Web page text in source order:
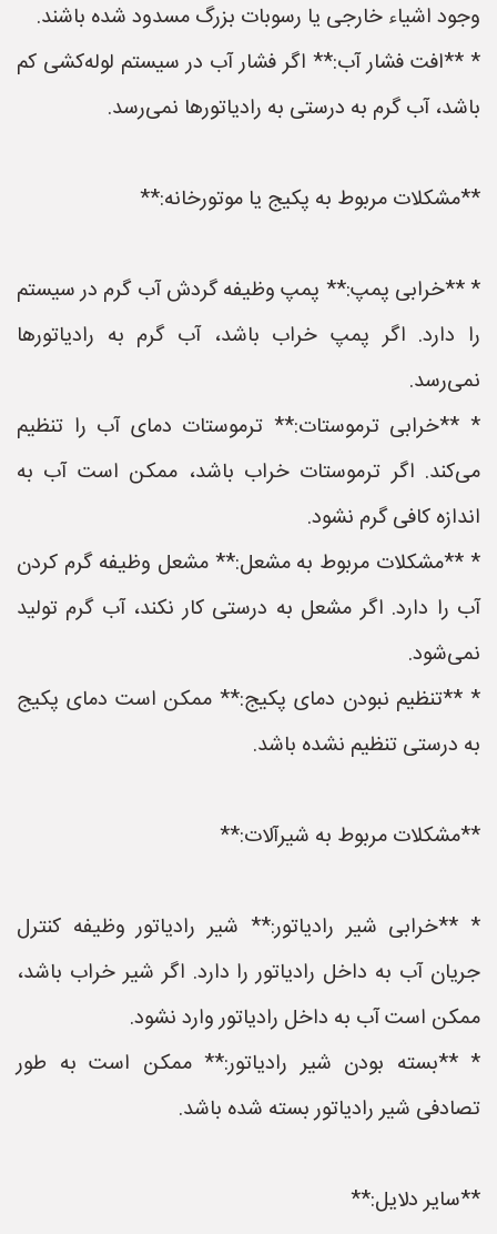
وجود اشیاء خارجی یا رسوبات بزرگ مسدود شده باشند.
* **افت فشار آب:** اگر فشار آب در سیستم لوله‌کشی کم
باشد، آب گرم به درستی به رادیاتورها نمی‌رسد.
**مشکلات مربوط به پکیج یا موتورخانه:**
* **خرابی پمپ:** پمپ وظیفه گردش آب گرم در سیستم
را دارد. اگر پمپ خراب باشد، آب گرم به رادیاتورها
نمی‌رسد.
* **خرابی ترموستات:** ترموستات دمای آب را تنظیم
می‌کند. اگر ترموستات خراب باشد، ممکن است آب به
اندازه کافی گرم نشود.
* **مشکلات مربوط به مشعل:** مشعل وظیفه گرم کردن
آب را دارد. اگر مشعل به درستی کار نکند، آب گرم تولید
نمی‌شود.
* **تنظیم نبودن دمای پکیج:** ممکن است دمای پکیج
به درستی تنظیم نشده باشد.
**مشکلات مربوط به شیرآلات:**
* **خرابی شیر رادیاتور:** شیر رادیاتور وظیفه کنترل
جریان آب به داخل رادیاتور را دارد. اگر شیر خراب باشد،
ممکن است آب به داخل رادیاتور وارد نشود.
* **بسته بودن شیر رادیاتور:** ممکن است به طور
تصادفی شیر رادیاتور بسته شده باشد.
**سایر دلایل:**